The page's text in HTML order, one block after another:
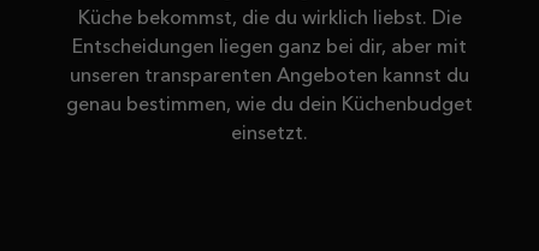
Küche bekommst, die du wirklich liebst. Die
Entscheidungen liegen ganz bei dir, aber mit
unseren transparenten Angeboten kannst du
genau bestimmen, wie du dein Küchenbudget
einsetzt.